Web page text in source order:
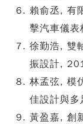
賴俞丞, 有
擊汽車儀
徐勤浩, 雙
振設計,
林孟弦, 模
佳設計與
黃盈嘉, 創